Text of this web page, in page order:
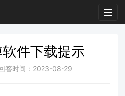
件下载提示
答时间：2023-08-29